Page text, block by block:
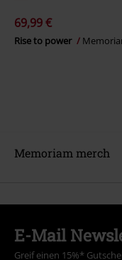
69,99 €
Rise to power
Memoriam merch
E-Mail
Greif einen 15%*